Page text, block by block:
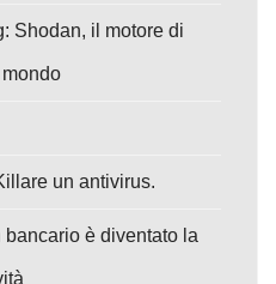
Shodan, il motore di
un antivirus.
è diventato la